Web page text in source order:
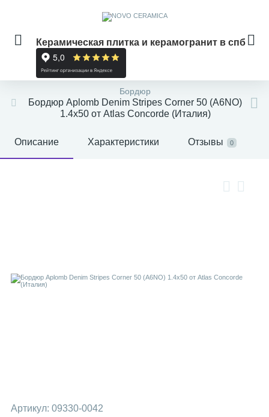
Керамическая плитка и керамогранит в спб
Бордюр
Бордюр Aplomb Denim Stripes Corner 50 (A6NO)
1.4x50 от Atlas Concorde (Италия)
Описание Характеристики Отзывы 0
Артикул: 09330-0042